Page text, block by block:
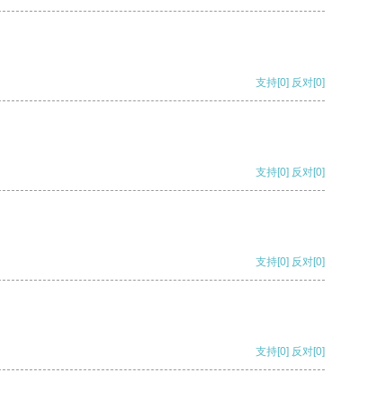
支持[0] 反对[0]
支持[0] 反对[0]
支持[0] 反对[0]
支持[0] 反对[0]